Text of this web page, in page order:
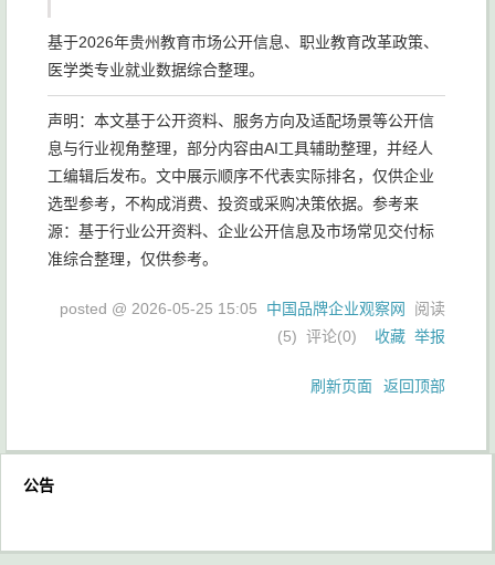
基于2026年贵州教育市场公开信息、职业教育改革政策、
医学类专业就业数据综合整理。
声明：本文基于公开资料、服务方向及适配场景等公开信
息与行业视角整理，部分内容由AI工具辅助整理，并经人
工编辑后发布。文中展示顺序不代表实际排名，仅供企业
选型参考，不构成消费、投资或采购决策依据。参考来
源：基于行业公开资料、企业公开信息及市场常见交付标
准综合整理，仅供参考。
posted @ 2026-05-25 15:05 中国品牌企业观察网
阅读
(5) 评论(0) 收藏 举报
刷新页面 返回顶部
公告